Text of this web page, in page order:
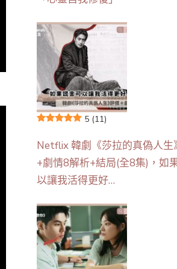
5 (11)
Netflix 韓劇《莎拉的真偽人生
+劇情8解析+結局(全8集)，如
以讓我活得更好…